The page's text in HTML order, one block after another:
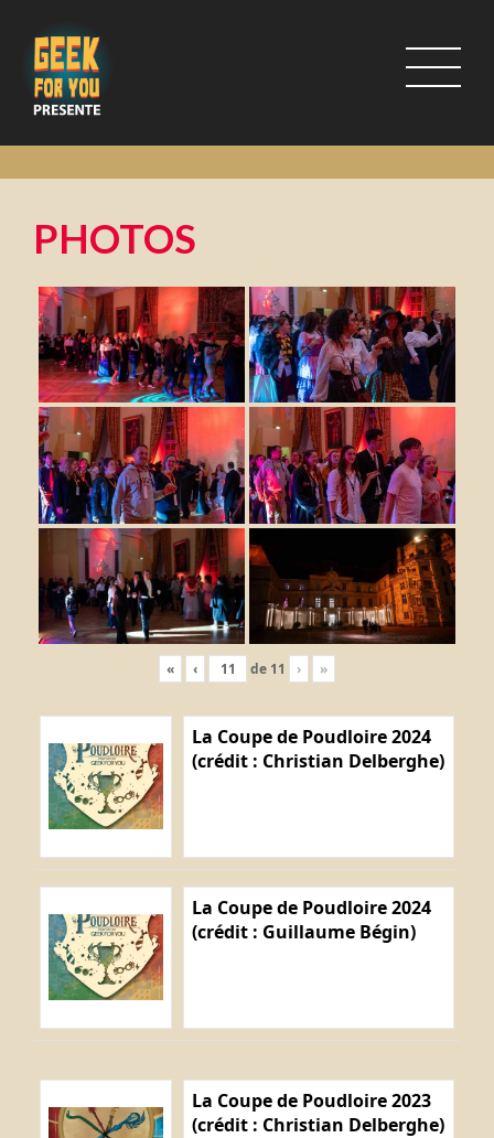
PHOTOS
« ‹ de 11 › »
La Coupe de Poudloire 2024
(crédit : Christian Delberghe)
La Coupe de Poudloire 2024
(crédit : Guillaume Bégin)
La Coupe de Poudloire 2023
(crédit : Christian Delberghe)